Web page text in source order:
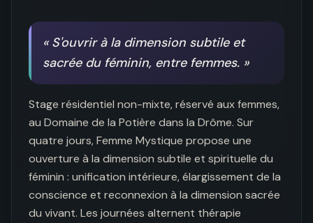
«S'ouvrir à la dimension subtile et
sacrée du féminin, entre femmes. »
Stage résidentiel non-mixte, réservé aux femmes,
au Domaine de la Potière dans la Drôme. Sur
quatre jours, Femme Mystique propose une
ouverture à la dimension subtile et spirituelle du
féminin : unification intérieure, élargissement de la
conscience et reconnexion à la dimension sacrée
du vivant. Les journées alternent thérapie